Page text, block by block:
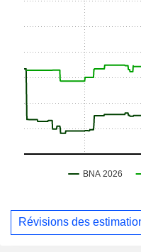
Révisions des